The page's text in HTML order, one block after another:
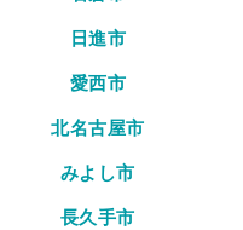
日進市
愛西市
北名古屋市
みよし市
長久手市